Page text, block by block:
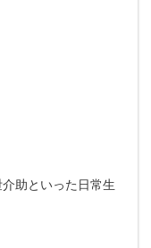
助といった日常生